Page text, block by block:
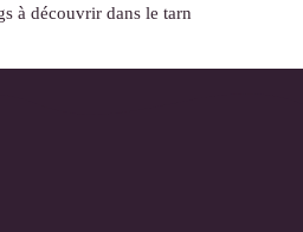
à découvrir dans le tarn